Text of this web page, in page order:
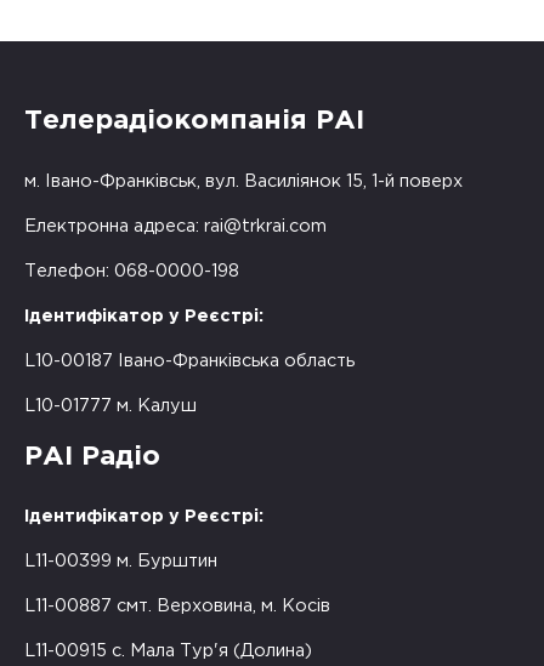
Телерадіокомпанія РАІ
м. Івано-Франківськ, вул. Василіянок 15, 1-й поверх
Електронна адреса: rai@trkrai.com
Телефон: 068-0000-198
Ідентифікатор у Реєстрі:
L10-00187 Івано-Франківська область
L10-01777 м. Калуш
РАІ Радіо
Ідентифікатор у Реєстрі:
L11-00399 м. Бурштин
L11-00887 смт. Верховина, м. Косів
L11-00915 с. Мала Тур'я (Долина)